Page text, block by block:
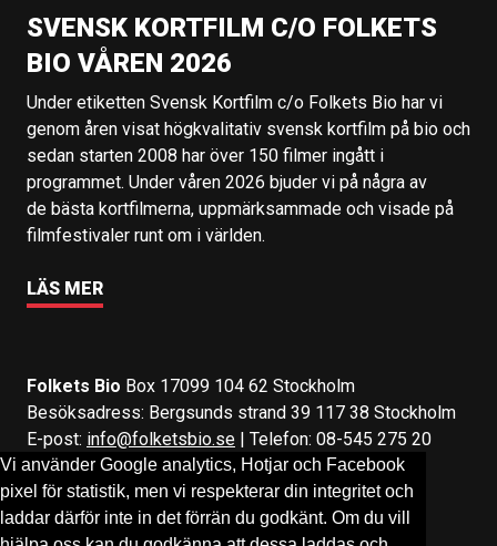
Vi använder Google analytics, Hotjar och Facebook
pixel för statistik, men vi respekterar din integritet och
laddar därför inte in det förrän du godkänt. Om du vill
SVENSK KORTFILM C/O FOLKETS
BIO VÅREN 2026
Under etiketten Svensk Kortfilm c/o Folkets Bio har vi
genom åren visat högkvalitativ svensk kortfilm på bio och
sedan starten 2008 har över 150 filmer ingått i
programmet. Under våren 2026 bjuder vi på några av
de bästa kortfilmerna, uppmärksammade och visade på
filmfestivaler runt om i världen.
LÄS MER
Folkets Bio Box 17099 104 62 Stockholm
Besöksadress: Bergsunds strand 39 117 38 Stockholm
E-post: info@folketsbio.se | Telefon: 08-545 275 20
Följ oss på:Facebook&Instagram